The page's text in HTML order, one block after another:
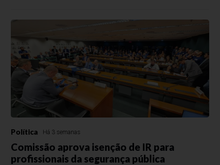
Política Há 3 semanas
Comissão aprova isenção de IR para
profissionais da segurança pública